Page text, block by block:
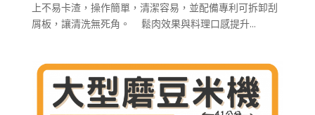
上不易卡渣，操作簡單，清潔容易，並配備專利可拆卸刮
屑板，讓清洗無死角。 鬆肉效果與料理口感提升...